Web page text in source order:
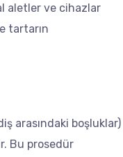
aletler ve cihazlar
tartarın
arasındaki boşluklar)
Bu prosedür